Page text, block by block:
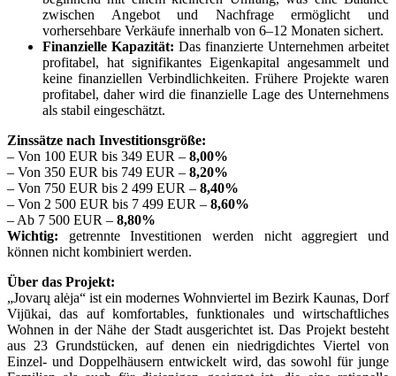
zwischen Angebot und Nachfrage ermöglicht und
vorhersehbare Verkäufe innerhalb von 6–12 Monaten sichert.
Finanzielle Kapazität: Das finanzierte Unternehmen arbeitet
profitabel, hat signifikantes Eigenkapital angesammelt und
keine finanziellen Verbindlichkeiten. Frühere Projekte waren
profitabel, daher wird die finanzielle Lage des Unternehmens
als stabil eingeschätzt.
Zinssätze nach Investitionsgröße:
– Von 100 EUR bis 349 EUR – 8,00%
– Von 350 EUR bis 749 EUR – 8,20%
– Von 750 EUR bis 2 499 EUR – 8,40%
– Von 2 500 EUR bis 7 499 EUR – 8,60%
– Ab 7 500 EUR – 8,80%
Wichtig: getrennte Investitionen werden nicht aggregiert und
können nicht kombiniert werden.
Über das Projekt:
„Jovarų alėja“ ist ein modernes Wohnviertel im Bezirk Kaunas, Dorf
Vijūkai, das auf komfortables, funktionales und wirtschaftliches
Wohnen in der Nähe der Stadt ausgerichtet ist. Das Projekt besteht
aus 23 Grundstücken, auf denen ein niedrigdichtes Viertel von
Einzel- und Doppelhäusern entwickelt wird, das sowohl für junge